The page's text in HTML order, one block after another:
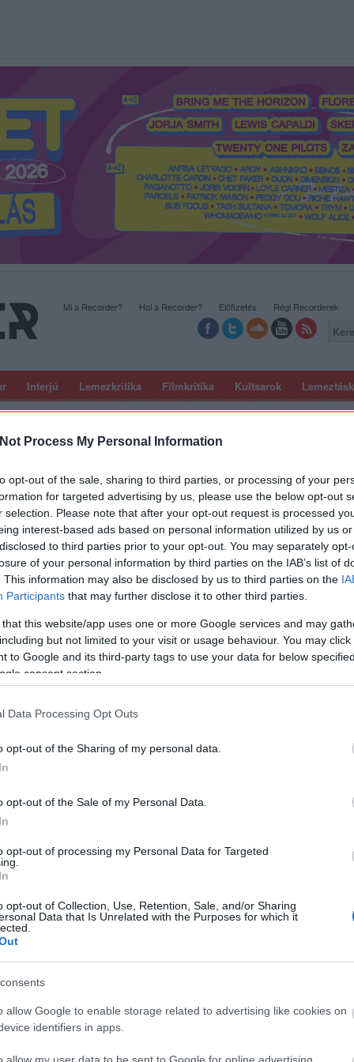
Process My Personal Information
opt-out of the sale, sharing to third parties, or processing of your
for targeted advertising by us, please use the below opt-out
selection. Please note that after your opt-out request is processed
interest-based ads based on personal information utilized by us
to third parties prior to your opt-out. You may separately
of your personal information by third parties on the IAB’s list of
This information may also be disclosed by us to third parties on the
Participants that may further disclose it to other third parties.
that this website/app uses one or more Google services and may
but not limited to your visit or usage behaviour. You may
to Google and its third-party tags to use your data for below
consent section.
Data Processing Opt Outs
opt-out of the Sharing of my personal data.
opt-out of the Sale of my Personal Data.
opt-out of processing my Personal Data for Targeted
opt-out of Collection, Use, Retention, Sale, and/or Sharing
Data that Is Unrelated with the Purposes for which it
allow Google to enable storage related to advertising like cookies on
identifiers in apps.
allow my user data to be sent to Google for online advertising
Interjú Lemezkritika Filmkritika Kultsarok
Mi a Recorder? Hol a Recorder? Előfizetés Régi Recorderek
PODCASTJAI ITT!
FRISS MAGYAR ZENÉK HETENTE!
HÍRES KLIPJÉT IS
Cronin klipjéről, amely Natalie Imbruglia Tornját parodizálta,
vevés - ezúttal Paul Simon You Can Call Me Al című
az áldozat. Mikal Cronin ebben a hónapban megjelent
nem…